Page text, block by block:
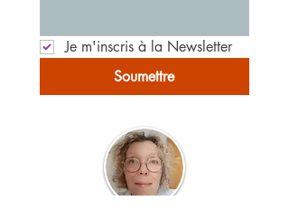
Je m'inscris à la Newsletter
Soumettre